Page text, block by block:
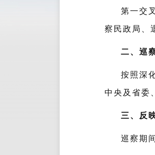
第一交
察民政局、
二、巡
按照深
中央及省委
三、反
巡察期